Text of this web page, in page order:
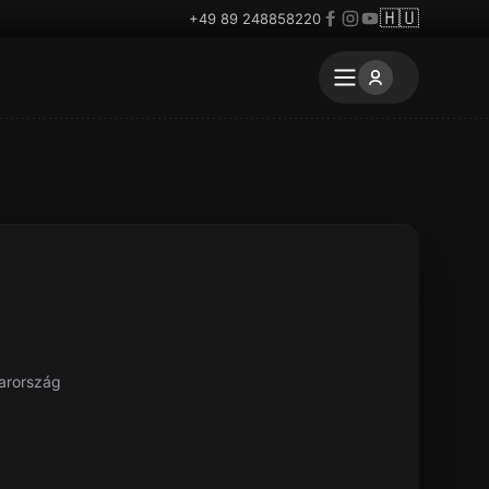
+49 89 248858220 🇭🇺